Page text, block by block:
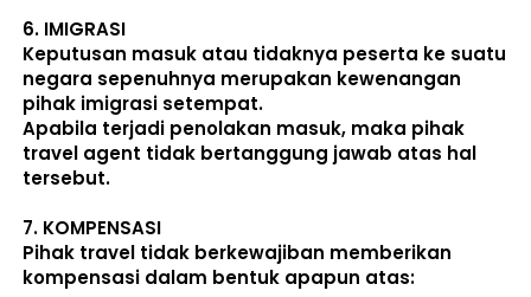
6. IMIGRASI
Keputusan masuk atau tidaknya peserta ke suatu
negara sepenuhnya merupakan kewenangan
pihak imigrasi setempat.
Apabila terjadi penolakan masuk, maka pihak
travel agent tidak bertanggung jawab atas hal
tersebut.
7. KOMPENSASI
Pihak travel tidak berkewajiban memberikan
kompensasi dalam bentuk apapun atas: